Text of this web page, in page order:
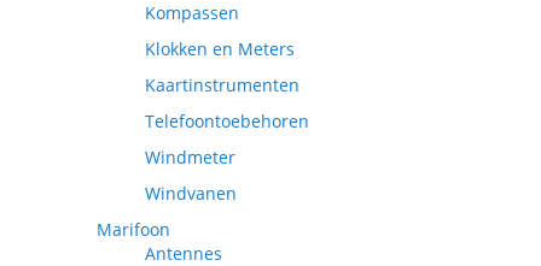
Kompassen
Klokken en Meters
Kaartinstrumenten
Telefoontoebehoren
Windmeter
Windvanen
Marifoon
Antennes